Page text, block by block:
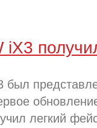
iX3
был
легкий